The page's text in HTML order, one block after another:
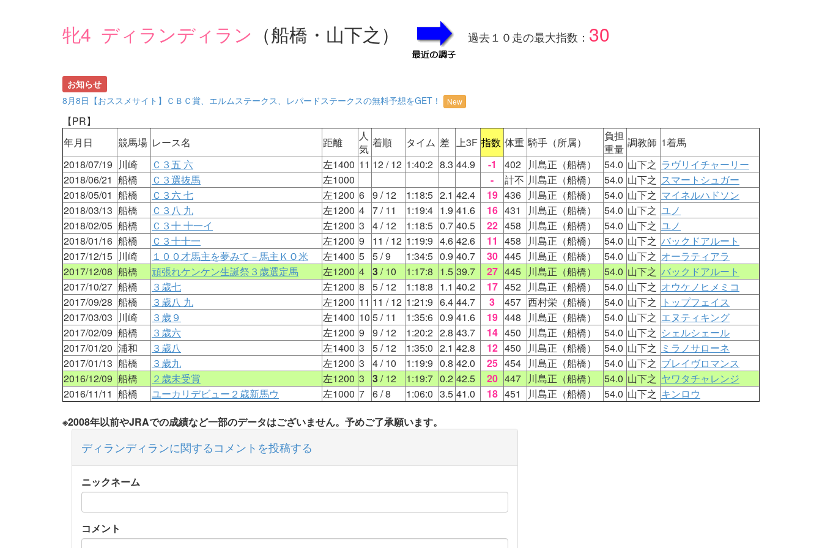
牝4 ディランディラン （船橋・山下之） 過去１０走の最大指数： 30
お知らせ
8月8日【おススメサイト】ＣＢＣ賞、エルムステークス、レパードステークスの無料予想をGET！
New
【PR】
年月日
競馬場 レース名 距離
人
気 着順 タイム 差 上3F 指数 体重 騎手（所属）
負担
重量 調教師 1着馬
2018/07/19 川崎 Ｃ３五 六 左1400 11 12/ 12 1:40:2 8.3 44.9 -1 402 川島正（船橋） 54.0 山下之 ラヴリイチャーリー
2018/06/21 船橋 Ｃ３選抜馬 左1000 - 計不 川島正（船橋） 54.0 山下之 スマートシュガー
2018/05/01 船橋 Ｃ３六 七 左1200 6 9 / 12 1:18:5 2.1 42.4 19 436 川島正（船橋） 54.0 山下之 マイネルハドソン
2018/03/13 船橋 Ｃ３八 九 左1200 4 7/ 11 1:19:4 1.9 41.6 16 431 川島正（船橋） 54.0 山下之 ユノ
2018/02/05 船橋 Ｃ３十 十一イ 左1200 3 4/ 12 1:18:5 0.7 40.5 22 458 川島正（船橋） 54.0 山下之 ユノ
2018/01/16 船橋 Ｃ３十十一 左1200 9 11 / 12 1:19:9 4.6 42.6 11 458 川島正（船橋） 54.0 山下之 バックドアルート
2017/12/15 川崎 １００才馬主を夢みて－馬主ＫＯ米 左1400 5 5/ 9 1:34:5 0.9 40.7 30 445 川島正（船橋） 54.0 山下之 オーラティアラ
2017/12/08 船橋 頑張れケンケン生誕祭３歳選定馬 左1200 4 3/ 10 1:17:8 1.5 39.7 27 445 川島正（船橋） 54.0 山下之 バックドアルート
2017/10/27 船橋 ３歳七 左1200 8 5/ 12 1:18:8 1.1 40.2 17 452 川島正（船橋） 54.0 山下之 オウケノヒメミコ
2017/09/28 船橋 ３歳八 九 左1200 11 11 / 12 1:21:9 6.4 44.7 3 457 西村栄（船橋） 54.0 山下之
トップフェイス
2017/03/03 川崎 ３歳９ 左1400 10 5/ 11 1:35:6 0.9 41.6 19 448 川島正（船橋） 54.0 山下之 エヌティキング
2017/02/09 船橋 ３歳六 左1200 9 9 / 12 1:20:2 2.8 43.7 14 450 川島正（船橋） 54.0 山下之 シェルシェール
2017/01/20 浦和 ３歳八 左1400 3 5/ 12 1:35:0 2.1 42.8 12 450 川島正（船橋） 54.0 山下之 ミラノサローネ
2017/01/13 船橋 ３歳九 左1200 3 4/ 10 1:19:9 0.8 42.0 25 454 川島正（船橋） 54.0 山下之 ブレイヴロマンス
2016/12/09 船橋 ２歳未受賞 左1200 3 3/ 12 1:19:7 0.2 42.5 20 447 川島正（船橋） 54.0 山下之 ヤワタチャレンジ
2016/11/11 船橋 ユーカリデビュー２歳新馬ウ 左1000 7 6/ 8 1:06:0 3.5 41.0 18 451 川島正（船橋） 54.0 山下之 キンロウ
※2008年以前やJRAでの成績など一部のデータはございません。予めご了承願います。
ディランディランに関するコメントを投稿する
ニックネーム
コメント